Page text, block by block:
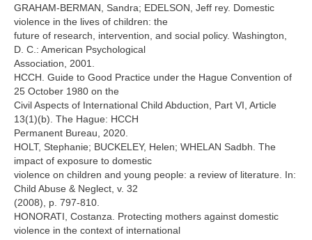
GRAHAM-BERMAN, Sandra; EDELSON, Jeff rey. Domestic
violence in the lives of children: the
future of research, intervention, and social policy. Washington,
D. C.: American Psychological
Association, 2001.
HCCH. Guide to Good Practice under the Hague Convention of
25 October 1980 on the
Civil Aspects of International Child Abduction, Part VI, Article
13(1)(b). The Hague: HCCH
Permanent Bureau, 2020.
HOLT, Stephanie; BUCKELEY, Helen; WHELAN Sadbh. The
impact of exposure to domestic
violence on children and young people: a review of literature. In:
Child Abuse & Neglect, v. 32
(2008), p. 797-810.
HONORATI, Costanza. Protecting mothers against domestic
violence in the context of international